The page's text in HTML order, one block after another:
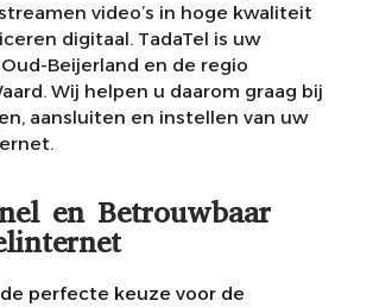
video’s in hoge kwaliteit
digitaal. TadaTel is uw
Beijerland en de regio
Wij helpen u daarom graag bij
aansluiten en instellen van uw
en Betrouwbaar
perfecte keuze voor de